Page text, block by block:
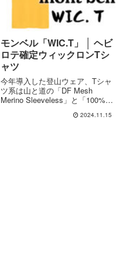
モンベル「WIC.T」 │ ヘビ
ロテ確定ウィックロンTシ
ャツ
今年導入した登山ウェア、Tシャ
ツ系は山と道の「DF Mesh
Merino Sleeveless」と「100%
つのウール製品がとても快適で良
2024.11.15